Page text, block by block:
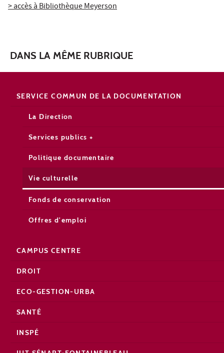
> accès à Bibliothèque Meyerson
DANS LA MÊME RUBRIQUE
SERVICE COMMUN DE LA DOCUMENTATION
La Direction
Services publics +
Politique documentaire
Vie culturelle
Fonds de conservation
Offres d'emploi
CAMPUS CENTRE
DROIT
ECO-GESTION-URBA
SANTÉ
INSPÉ